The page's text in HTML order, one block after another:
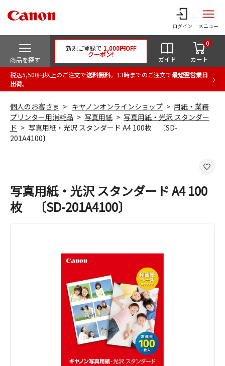
ログイン メニュー
商品を探す
新規ご登録で 1,000円OFF
クーポン!
ガイド カート
0
税込5,500円以上のご注文で送料無料。13時までのご注文で最短翌営業日
出荷。
個人のお客さま キヤノンオンラインショップ
用紙・業務
プリンター用消耗品
写真用紙
写真用紙・光沢 スタンダー
ド
写真用紙・光沢 スタンダード A4 100枚 〔SD-
201A4100〕
写真用紙・光沢 スタンダード A4 100
枚 〔SD-201A4100〕